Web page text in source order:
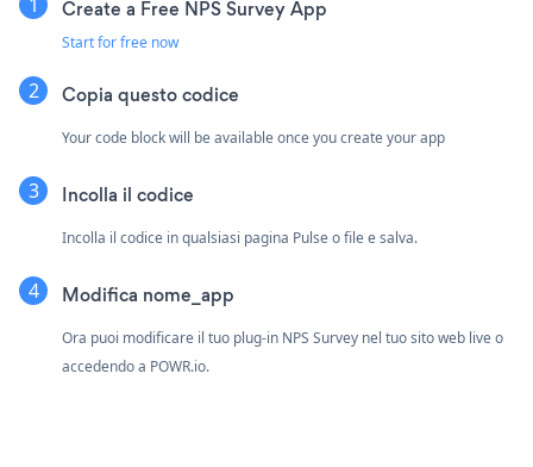
Create a Free NPS Survey App
Start for free now
Copia questo codice
Your code block will be available once you create your app
Incolla il codice
Incolla il codice in qualsiasi pagina Pulse o file e salva.
Modifica nome_app
Ora puoi modificare il tuo plug-in NPS Survey nel tuo sito web live o
accedendo a POWR.io.